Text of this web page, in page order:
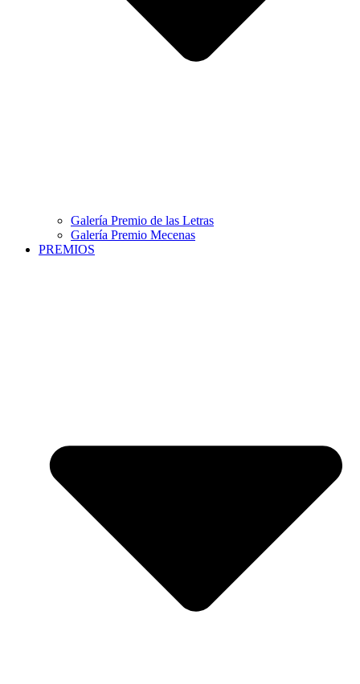
Galería Premio de las Letras
Galería Premio Mecenas
PREMIOS